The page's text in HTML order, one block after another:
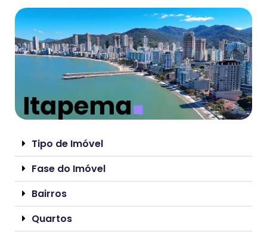
Tipo de Imóvel
Fase do Imóvel
Bairros
Quartos